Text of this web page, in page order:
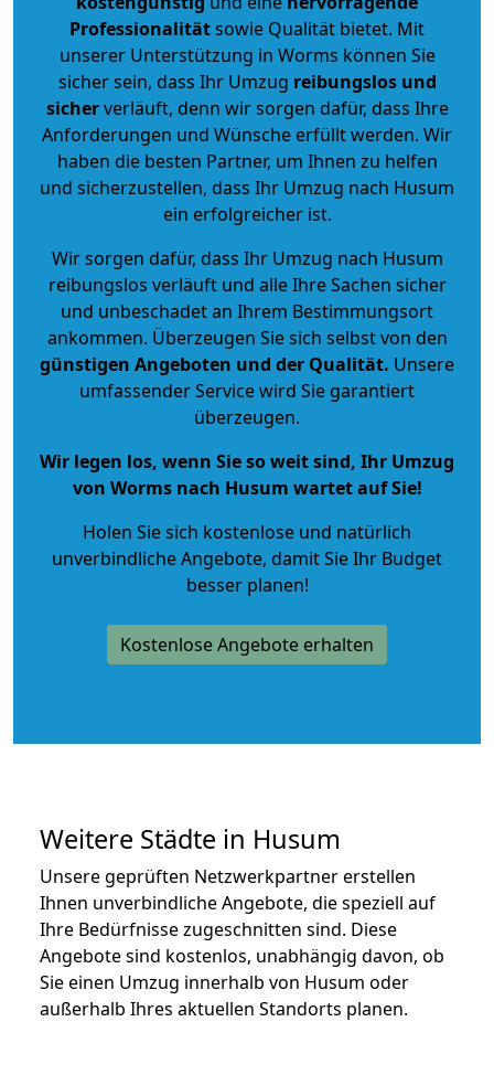
Professionalitätsowie Qualität bietet. Mit
unserer Unterstützung in Worms können Sie
sicher sein, dass Ihr Umzug reibungslos und
sicherverläuft, denn wir sorgen dafür, dass Ihre
Anforderungen und Wünsche erfüllt werden. Wir
haben die besten Partner, um Ihnen zu helfen
und sicherzustellen, dass Ihr Umzug nach Husum
ein erfolgreicher ist.
Wir sorgen dafür, dass Ihr Umzug nach Husum
reibungslos verläuft und alle Ihre Sachen sicher
und unbeschadet an Ihrem Bestimmungsort
ankommen. Überzeugen Sie sich selbst von den
günstigen Angeboten und der Qualität. Unsere
umfassender Service wird Sie garantiert
überzeugen.
Wir legen los, wenn Sie so weit sind, Ihr Umzug
von Worms nach Husum wartet auf Sie!
Holen Sie sich kostenlose und natürlich
unverbindliche Angebote, damit Sie Ihr Budget
besser planen!
Kostenlose Angebote erhalten
Weitere Städte in Husum
Unsere geprüften Netzwerkpartner erstellen
Ihnen unverbindliche Angebote, die speziell auf
Ihre Bedürfnisse zugeschnitten sind. Diese
Angebote sind kostenlos, unabhängig davon, ob
Sie einen Umzug innerhalb von Husum oder
außerhalb Ihres aktuellen Standorts planen.